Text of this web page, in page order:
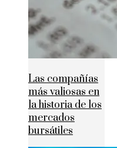
Las compañías
más valiosas en
la historia de los
mercados
bursátiles